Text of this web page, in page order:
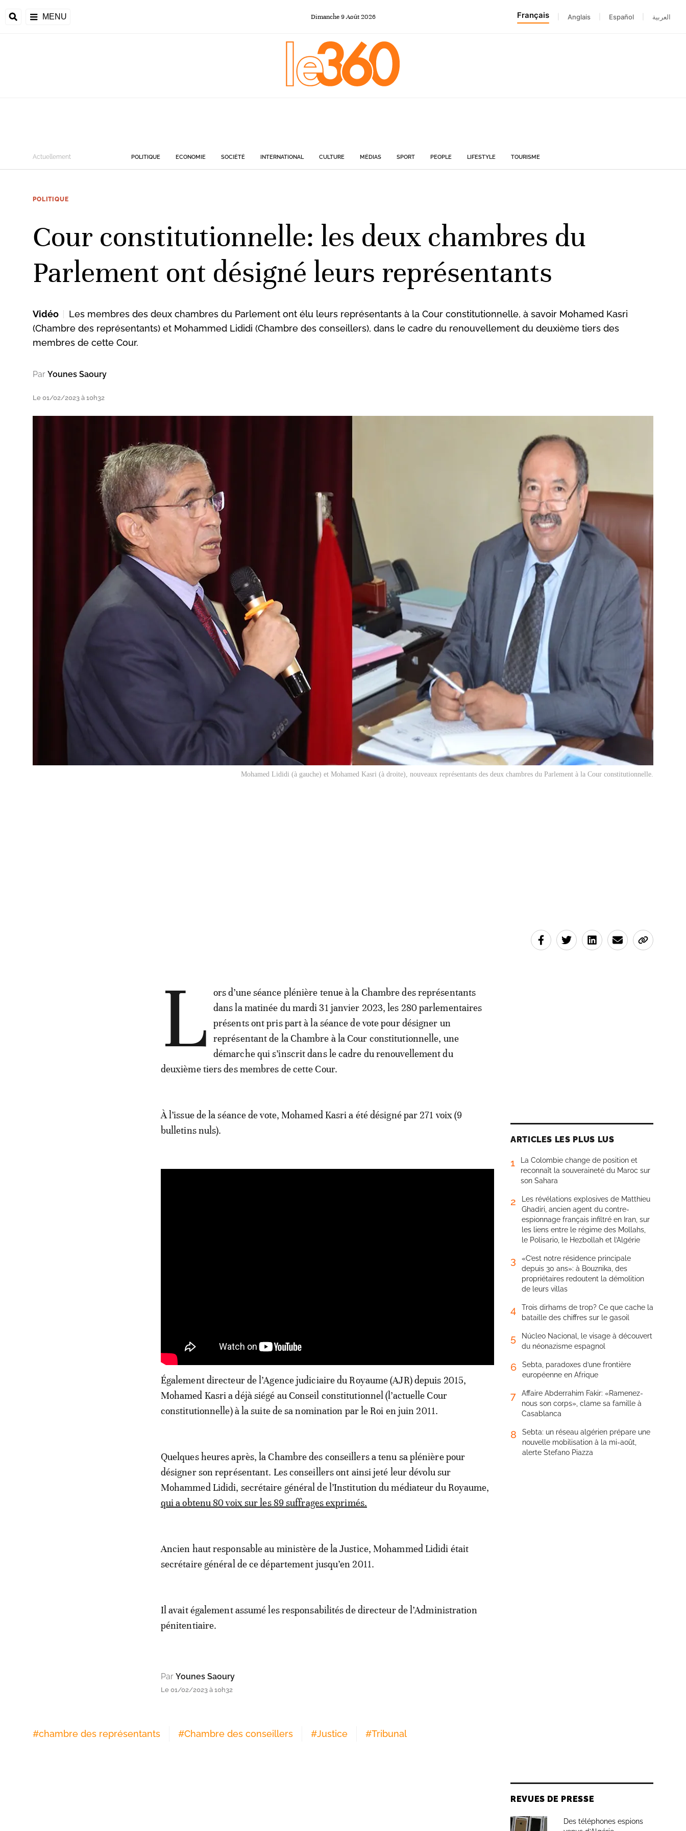
MENU Dimanche 9Août 2026 Français Anglais Español العربية
Actuellement POLITIQUE ECONOMIE SOCIÉTÉ INTERNATIONAL CULTURE MÉDIAS SPORT PEOPLE LIFESTYLE TOURISME
POLITIQUE
Cour constitutionnelle: les deux chambres du
Parlement ont désigné leurs représentants
Vidéo
Les membres des deux chambres du Parlement ont élu leurs représentants à la Cour constitutionnelle, à savoir Mohamed Kasri
(Chambre des représentants) et Mohammed Lididi (Chambre des conseillers), dans le cadre du renouvellement du deuxième tiers des
membres de cette Cour.
Par Younes Saoury
Le 01/02/2023 à 10h32
Mohamed Lididi (à gauche) et Mohamed Kasri (à droite), nouveaux représentants des deux chambres du Parlement à la Cour constitutionnelle.
L
ors d’une séance plénière tenue à la Chambre des représentants
dans la matinée du mardi 31 janvier 2023, les 280 parlementaires
présents ont pris part à la séance de vote pour désigner un
représentant de la Chambre à la Cour constitutionnelle, une
démarche qui s’inscrit dans le cadre du renouvellement du
deuxième tiers des membres de cette Cour.
À l’issue de la séance de vote, Mohamed Kasri a été désigné par 271 voix (9
bulletins nuls).
Également directeur de l’Agence judiciaire du Royaume (AJR) depuis 2015,
Mohamed Kasri a déjà siégé au Conseil constitutionnel (l’actuelle Cour
constitutionnelle) à la suite de sa nomination par le Roi en juin 2011.
Quelques heures après, la Chambre des conseillers a tenu sa plénière pour
désigner son représentant. Les conseillers ont ainsi jeté leur dévolu sur
Mohammed Lididi, secrétaire général de l’Institution du médiateur du Royaume,
qui a obtenu 80 voix sur les 89 suffrages exprimés.
Ancien haut responsable au ministère de la Justice, Mohammed Lididi était
secrétaire général de ce département jusqu’en 2011.
Il avait également assumé les responsabilités de directeur de l’Administration
pénitentiaire.
Par Younes Saoury
Le 01/02/2023 à 10h32
#chambre des représentants #Chambre des conseillers #Justice #Tribunal
ARTICLES LES PLUS LUS
1
La Colombie change de position et
reconnaît la souveraineté du Maroc sur
son Sahara
2
Les révélations explosives de Matthieu
Ghadiri, ancien agent du contre-
espionnage français infiltré en Iran, sur
les liens entre le régime des Mollahs,
le Polisario, le Hezbollah et l’Algérie
3
«C’est notre résidence principale
depuis 30 ans»: à Bouznika, des
propriétaires redoutent la démolition
de leurs villas
4
Trois dirhams de trop? Ce que cache la
bataille des chiffres sur le gasoil
5
Núcleo Nacional, le visage à découvert
du néonazisme espagnol
6
Sebta, paradoxes d’une frontière
européenne en Afrique
7
Affaire Abderrahim Fakir: «Ramenez-
nous son corps», clame sa famille à
Casablanca
8
Sebta: un réseau algérien prépare une
nouvelle mobilisation à la mi-août,
alerte Stefano Piazza
REVUES DE PRESSE
Des téléphones espions